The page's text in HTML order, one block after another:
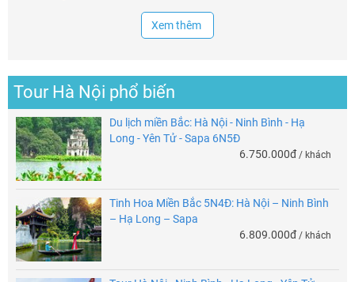
Xem thêm
Tour Hà Nội phổ biến
Du lịch miền Bắc: Hà Nội - Ninh Bình - Hạ
Long - Yên Tử - Sapa 6N5Đ
6.750.000đ / khách
Tinh Hoa Miền Bắc 5N4Đ: Hà Nội – Ninh Bình
– Hạ Long – Sapa
6.809.000đ / khách